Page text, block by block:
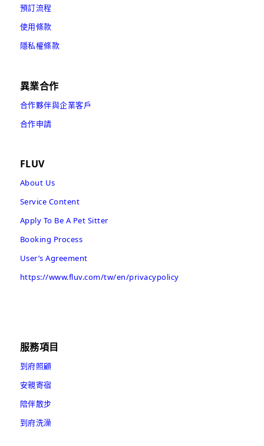
預訂流程
使用條款
隱私權條款
異業合作
合作夥伴與企業客戶
合作申請
FLUV
About Us
Service Content
Apply To Be A Pet Sitter
Booking Process
User’s Agreement
https://www.fluv.com/tw/en/privacypolicy
服務項目
到府照顧
安親寄宿
陪伴散步
到府洗澡